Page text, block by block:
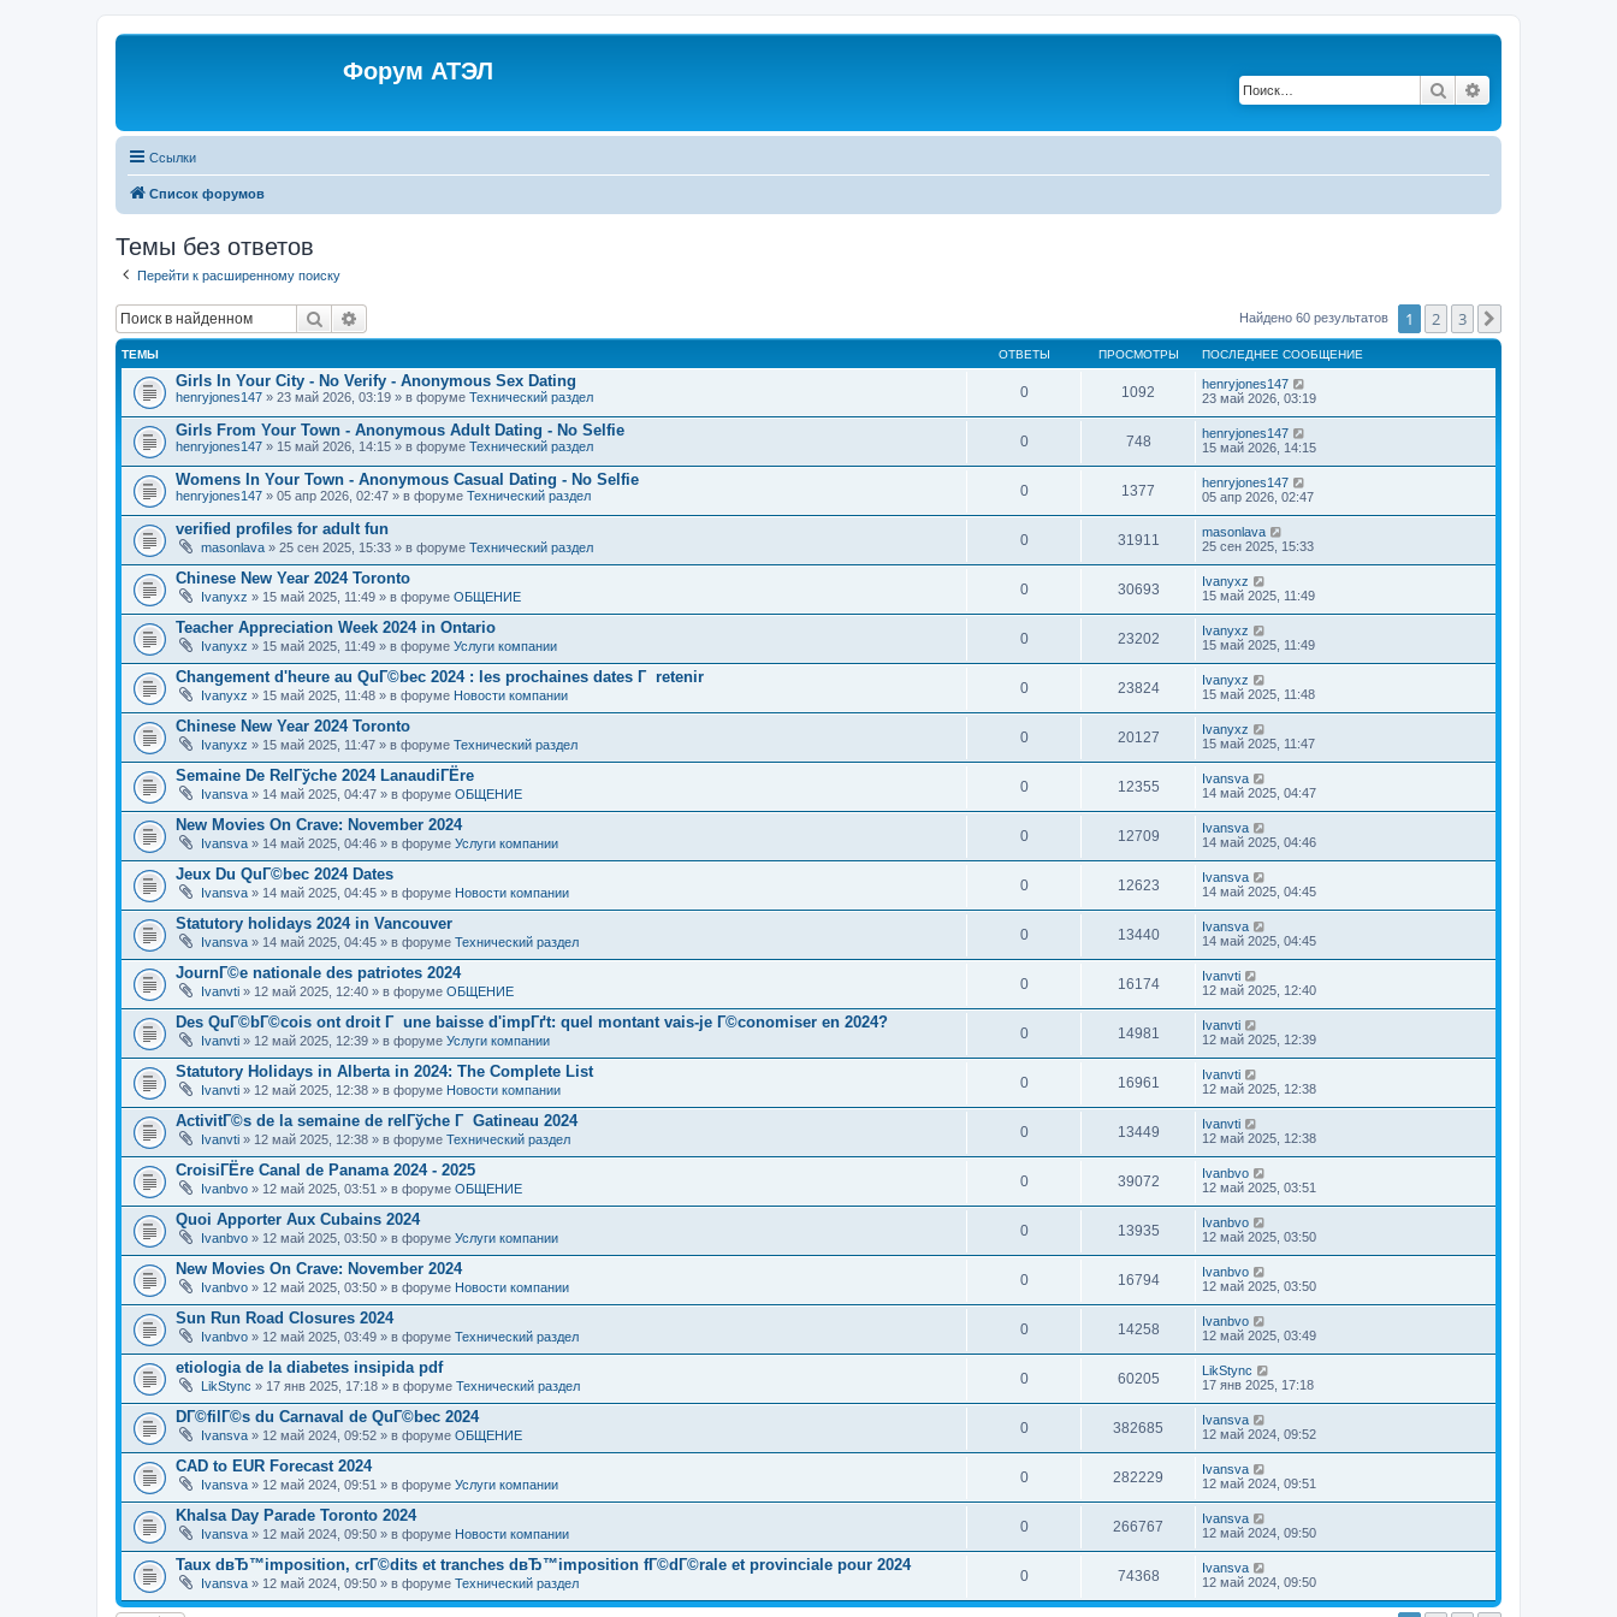
Форум АТЭЛ
Поиск
Ссылки
Список форумов
Темы без ответов
Перейти к расширенному поиску
Поиск Найдено 60 результатов 1 2 3
ТЕМЫ ОТВЕТЫ ПРОСМОТРЫ ПОСЛЕДНЕЕ СООБЩЕНИЕ
Girls In Your City - No Verify - Anonymous Sex Dating
henryjones147 » 23 май 2026, 03:19 » в форуме Технический раздел 0 1092
henryjones147
23 май 2026, 03:19
Girls From Your Town - Anonymous Adult Dating - No Selfie
henryjones147 » 15 май 2026, 14:15 » в форуме Технический раздел 0 748
henryjones147
15 май 2026, 14:15
Womens In Your Town - Anonymous Casual Dating - No Selfie
henryjones147 » 05 апр 2026, 02:47 » в форуме Технический раздел 0 1377
henryjones147
05 апр 2026, 02:47
verified profiles for adult fun
masonlava » 25 сен 2025, 15:33 » в форуме Технический раздел 0 31911
masonlava
25 сен 2025, 15:33
Chinese New Year 2024 Toronto
Ivanyxz » 15 май 2025, 11:49 » в форуме ОБЩЕНИЕ 0 30693
Ivanyxz
15 май 2025, 11:49
Teacher Appreciation Week 2024 in Ontario
Ivanyxz » 15 май 2025, 11:49 » в форуме Услуги компании 0 23202
Ivanyxz
15 май 2025, 11:49
Changement d'heure au QuГ©bec 2024 : les prochaines dates Г retenir
Ivanyxz » 15 май 2025, 11:48 » в форуме Новости компании 0 23824
Ivanyxz
15 май 2025, 11:48
Chinese New Year 2024 Toronto
Ivanyxz » 15 май 2025, 11:47 » в форуме Технический раздел 0 20127
Ivanyxz
15 май 2025, 11:47
Semaine De RelГўche 2024 LanaudiГЁre
Ivansva » 14 май 2025, 04:47 » в форуме ОБЩЕНИЕ 0 12355
Ivansva
14 май 2025, 04:47
New Movies On Crave: November 2024
Ivansva » 14 май 2025, 04:46 » в форуме Услуги компании 0 12709
Ivansva
14 май 2025, 04:46
Jeux Du QuГ©bec 2024 Dates
Ivansva » 14 май 2025, 04:45 » в форуме Новости компании 0 12623
Ivansva
14 май 2025, 04:45
Statutory holidays 2024 in Vancouver
Ivansva » 14 май 2025, 04:45 » в форуме Технический раздел 0 13440
Ivansva
14 май 2025, 04:45
JournГ©e nationale des patriotes 2024
Ivanvti » 12 май 2025, 12:40 » в форуме ОБЩЕНИЕ 0 16174
Ivanvti
12 май 2025, 12:40
Des QuГ©bГ©cois ont droit Г une baisse d'impГґt: quel montant vais-je Г©conomiser en 2024?
Ivanvti » 12 май 2025, 12:39 » в форуме Услуги компании 0 14981
Ivanvti
12 май 2025, 12:39
Statutory Holidays in Alberta in 2024: The Complete List
Ivanvti » 12 май 2025, 12:38 » в форуме Новости компании 0 16961
Ivanvti
12 май 2025, 12:38
ActivitГ©s de la semaine de relГўche Г Gatineau 2024
Ivanvti » 12 май 2025, 12:38 » в форуме Технический раздел 0 13449
Ivanvti
12 май 2025, 12:38
CroisiГЁre Canal de Panama 2024 - 2025
Ivanbvo » 12 май 2025, 03:51 » в форуме ОБЩЕНИЕ 0 39072
Ivanbvo
12 май 2025, 03:51
Quoi Apporter Aux Cubains 2024
Ivanbvo » 12 май 2025, 03:50 » в форуме Услуги компании 0 13935
Ivanbvo
12 май 2025, 03:50
New Movies On Crave: November 2024
Ivanbvo » 12 май 2025, 03:50 » в форуме Новости компании 0 16794
Ivanbvo
12 май 2025, 03:50
Sun Run Road Closures 2024
Ivanbvo » 12 май 2025, 03:49 » в форуме Технический раздел 0 14258
Ivanbvo
12 май 2025, 03:49
etiologia de la diabetes insipida pdf
LikStync » 17 янв 2025, 17:18 » в форуме Технический раздел 0 60205
LikStync
17 янв 2025, 17:18
DГ©filГ©s du Carnaval de QuГ©bec 2024
Ivansva » 12 май 2024, 09:52 » в форуме ОБЩЕНИЕ 0 382685
Ivansva
12 май 2024, 09:52
CAD to EUR Forecast 2024
Ivansva » 12 май 2024, 09:51 » в форуме Услуги компании 0 282229
Ivansva
12 май 2024, 09:51
Khalsa Day Parade Toronto 2024
Ivansva » 12 май 2024, 09:50 » в форуме Новости компании 0 266767
Ivansva
12 май 2024, 09:50
Taux dвЂ™imposition, crГ©dits et tranches dвЂ™imposition fГ©dГ©rale et provinciale pour 2024
Ivansva » 12 май 2024, 09:50 » в форуме Технический раздел 0 74368
Ivansva
12 май 2024, 09:50